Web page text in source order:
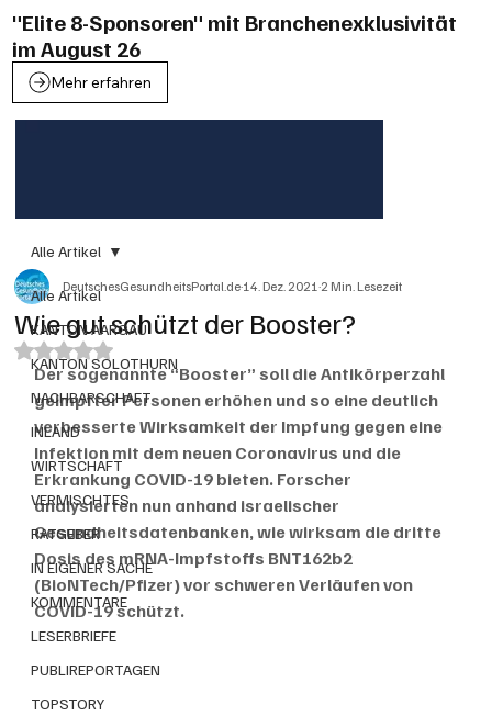
"Elite 8-Sponsoren" mit Branchenexklusivität
im August 26
Mehr erfahren
Alle Artikel
KANTON AARGAU
KANTON SOLOTHURN
NACHBARSCHAFT
INLAND
WIRTSCHAFT
VERMISCHTES
RATGEBER
IN EIGENER SACHE
KOMMENTARE
LESERBRIEFE
PUBLIREPORTAGEN
TOPSTORY
Alle Artikel
Wie gut schützt der Booster?
DeutschesGesundheitsPortal.de14. Dez. 20212 Min. Lesezeit
Mit NaN von 5 Sternen bewertet.
Der sogenannte “Booster” soll die Antikörperzahl
geimpfter Personen erhöhen und so eine deutlich
verbesserte Wirksamkeit der Impfung gegen eine
Infektion mit dem neuen Coronavirus und die
Erkrankung COVID-19 bieten. Forscher
analysierten nun anhand israelischer
Gesundheitsdatenbanken, wie wirksam die dritte
Dosis des mRNA-Impfstoffs BNT162b2
(BioNTech/Pfizer) vor schweren Verläufen von
COVID-19 schützt.